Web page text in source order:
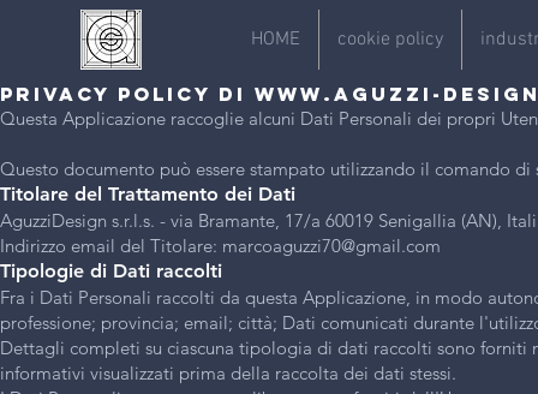
HOME cookie policy
Privacy Policy di www.AGUZZI-
Questa Applicazione raccoglie alcuni Dati Personali dei propri
Questo documento può essere stampato utilizzando il comando
Titolare del Trattamento dei Dati
AguzziDesign s.r.l.s. - via Bramante, 17/a 60019 Senigallia (AN),
Indirizzo email del Titolare: marcoaguzzi70@gmail.com
Tipologie di Dati raccolti
Fra i Dati Personali raccolti da questa Applicazione, in modo
professione; provincia; email; città; Dati comunicati durante
Dettagli completi su ciascuna tipologia di dati raccolti sono forniti
informativi visualizzati prima della raccolta dei dati stessi.